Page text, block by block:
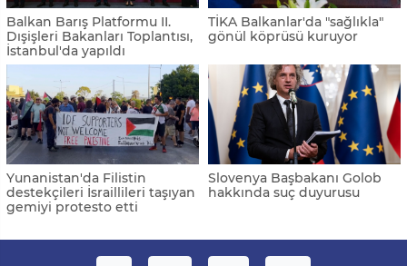
Balkan Barış Platformu II.
Dışişleri Bakanları Toplantısı,
İstanbul'da yapıldı
TİKA Balkanlar'da "sağlıkla"
gönül köprüsü kuruyor
Yunanistan'da Filistin
destekçileri İsraillileri taşıyan
gemiyi protesto etti
Slovenya Başbakanı Golob
hakkında suç duyurusu